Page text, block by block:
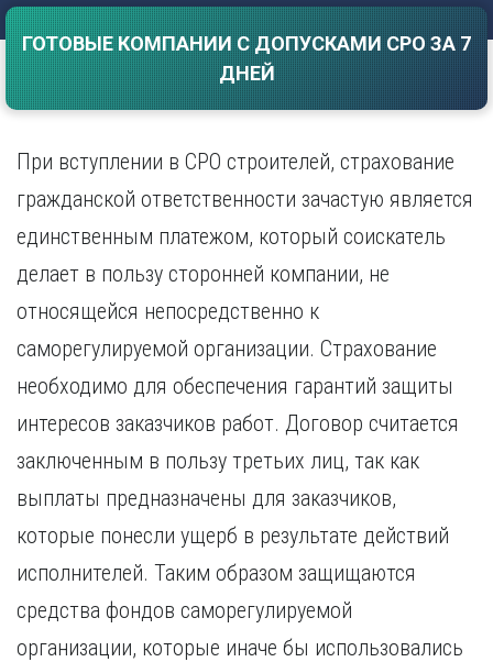
Волгоград
Воронеж
Е
И
Иваново
Иркутск
К
Казань
Калининград
Кемерово
Киров
Курган
Курск
Л
Липецк
М
Саратов
Севастополь
Ставрополь
Т
Тамбов
Тверь
Тольятти
Томск
Тюмень
У
Улан-Удэ
Ульяновск
Уфа
Хабаровск
Чебоксары
Челябинск
ГОТОВЫЕ КОМПАНИИ С ДОПУСКАМИ СРО ЗА 7
ДНЕЙ
При вступлении в СРО строителей, страхование
гражданской ответственности зачастую является
единственным платежом, который соискатель
делает в пользу сторонней компании, не
относящейся непосредственно к
саморегулируемой организации. Страхование
необходимо для обеспечения гарантий защиты
интересов заказчиков работ. Договор считается
заключенным в пользу третьих лиц, так как
выплаты предназначены для заказчиков,
которые понесли ущерб в результате действий
исполнителей. Таким образом защищаются
средства фондов саморегулируемой
организации, которые иначе бы использовались